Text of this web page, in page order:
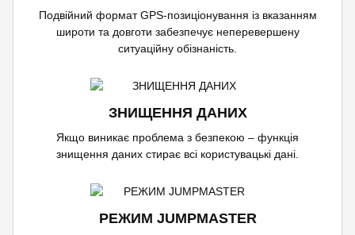
Подвійний формат GPS-позиціонування із вказанням
широти та довготи забезпечує неперевершену
ситуаційну обізнаність.
ЗНИЩЕННЯ ДАНИХ
Якщо виникає проблема з безпекою – функція
знищення даних стирає всі користувацькі дані.
РЕЖИМ JUMPMASTER